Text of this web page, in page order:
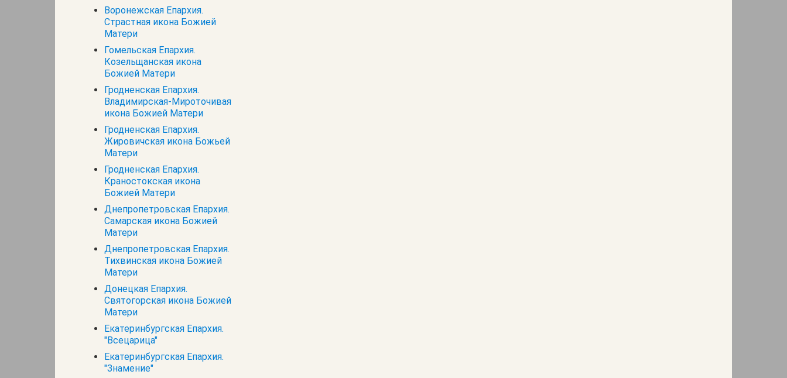
Воронежская Епархия.
Страстная икона Божией
Матери
Гомельская Епархия.
Козельщанская икона
Божией Матери
Гродненская Епархия.
Владимирская-Мироточивая
икона Божией Матери
Гродненская Епархия.
Жировичская икона Божьей
Матери
Гродненская Епархия.
Краностокская икона
Божией Матери
Днепропетровская Епархия.
Самарская икона Божией
Матери
Днепропетровская Епархия.
Тихвинская икона Божией
Матери
Донецкая Епархия.
Святогорская икона Божией
Матери
Екатеринбургская Епархия.
"Всецарица"
Екатеринбургская Епархия.
"Знамение"